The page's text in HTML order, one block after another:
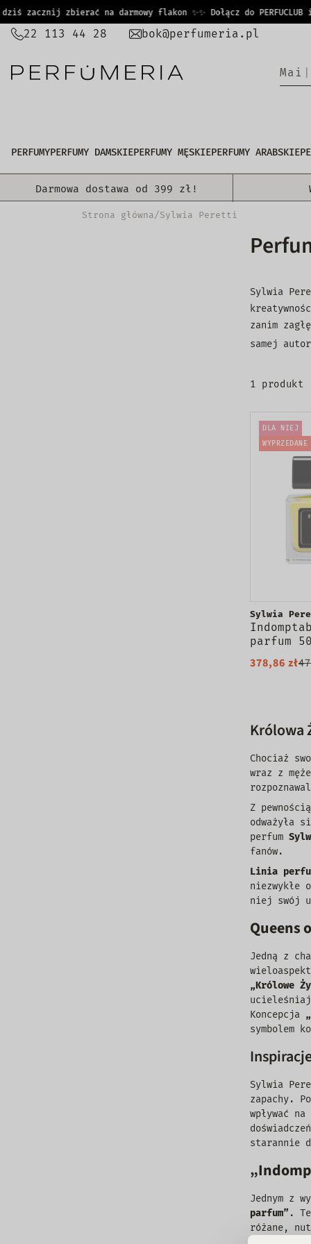
PRZEJDŹ
TREŚCI
zacznij zbierać na darmowy flakon ✨✨ Dołącz do
22 113 44 28 bok@perfumeria.pl
He |
PERFUMYPERFUMY DAMSKIEPERFUMY MĘSKIEPERFUMY ARABSKIE
Darmowa dostawa od 399 zł!
Strona główna/Sylwia Peretti
Sylwia
zanim
samej
1 produkt
DLA NIEJ
WYPRZEDANE
Sylwia
parfum
378,86 zł
Królowa
Chociaż
wraz z
Z
odważyła
perfum
fanów.
Linia
niej swój
Queens
Jedną z
„Królowe
Koncepcja
symbolem
Sylwia
zapachy.
wpływać
starannie
Jednym z
parfum” .
różane,